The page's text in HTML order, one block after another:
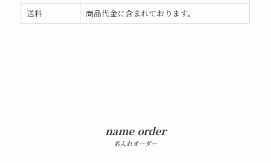
送料
商品代金に含まれております。
name order
名入れオーダー